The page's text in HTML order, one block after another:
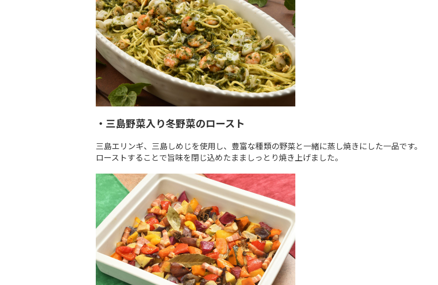
・三島野菜入り冬野菜のロースト
三島エリンギ、三島しめじを使用し、豊富な種類の野菜と一緒に蒸し焼きにした一品です。
ローストすることで旨味を閉じ込めたまましっとり焼き上げました。